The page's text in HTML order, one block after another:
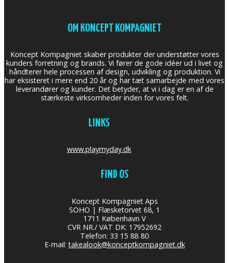
OM KONCEPT KOMPAGNIET
Koncept Kompagniet skaber produkter der understøtter vores
kunders forretning og brands. Vi fører de gode idéer ud i livet og
håndterer hele processen af design, udvikling og produktion. Vi
har eksisteret i mere end 20 år og har tæt samarbejde med vores
leverandører og kunder. Det betyder, at vi i dag er en af de
stærkeste virksomheder inden for vores felt.
LINKS
www.playmyday.dk
FIND OS
Koncept Kompagniet Aps
SOHO | Flæsketorvet 68, 1
1711 København V
CVR NR./ VAT DK: 17952692
Telefon: 33 15 88 80
E-mail:takealook@konceptkompagniet.dk